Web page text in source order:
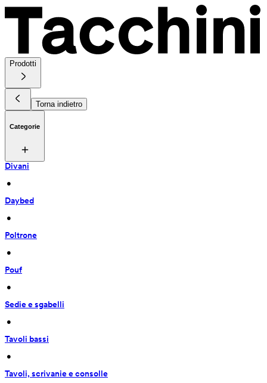
Prodotti
Torna indietro
Categorie
Divani
•
Daybed
•
Poltrone
•
Pouf
•
Sedie e sgabelli
•
Tavoli bassi
•
Tavoli, scrivanie e consolle